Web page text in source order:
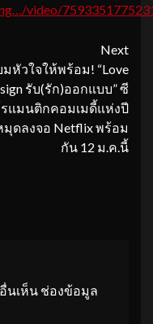
video/
Next
มหัวใจให้พร้อม! “Love
รับ(รัก)ออกแบบ” ซี
แมนติกคอมเมดี้แห่งปี
ดลงจอ Netflix พร้อม
กัน 12 ม.ค.นี้
นเห็น ช่องข้อมูล